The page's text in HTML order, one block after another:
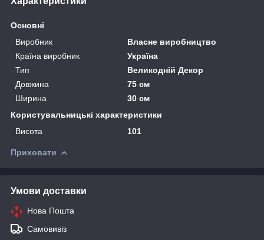
Основні
Виробник
Власне виробництво
Країна виробник
Україна
Тип
Великодній Декор
Довжина
75 см
Ширина
30 см
Користувальницькі характеристики
Висота
101
Приховати
Умови доставки
Нова Пошта
Самовивіз